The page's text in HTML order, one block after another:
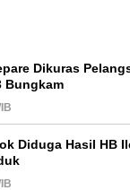
Dikuras
Bungkam
Diduga Hasil HB